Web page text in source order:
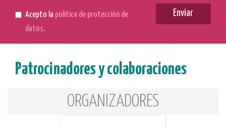
Acepto la política de protección de
datos.
Enviar
Patrocinadores y colaboraciones
ORGANIZADORES